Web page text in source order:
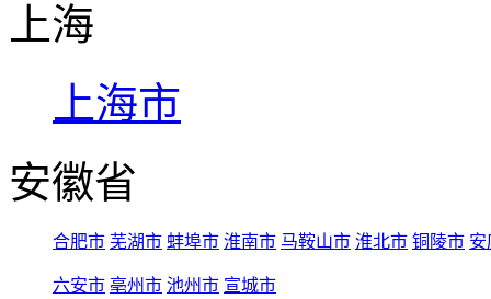
上海
上海市
安徽省
合肥市 芜湖市 蚌埠市 淮南市 马鞍山市 淮北市 铜陵市 安
六安市 亳州市 池州市 宣城市